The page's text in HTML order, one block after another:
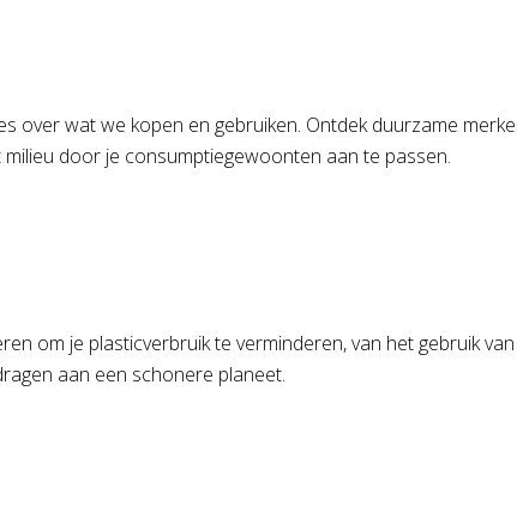
over wat we kopen en gebruiken. Ontdek duurzame
door je consumptiegewoonten aan te passen.
om je plasticverbruik te verminderen, van het gebruik
aan een schonere planeet.